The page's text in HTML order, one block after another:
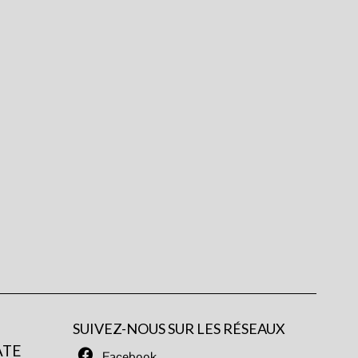
SUIVEZ-NOUS SUR LES RÉSEAUX